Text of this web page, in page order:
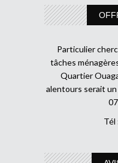
Particulier
tâches
Quartier
alentours serait
Tél